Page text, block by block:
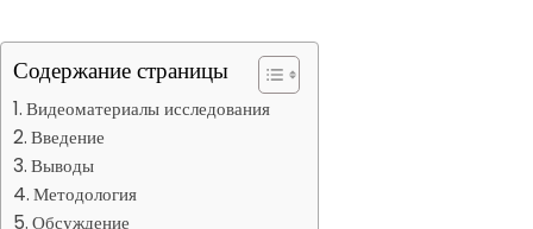
Содержание страницы
Видеоматериалы исследования
Введение
Выводы
Методология
Обсуждение